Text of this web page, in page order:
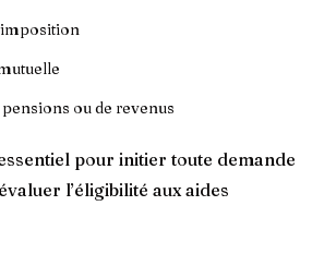
ou de revenus
pour initier toute demande
l’éligibilité aux aides